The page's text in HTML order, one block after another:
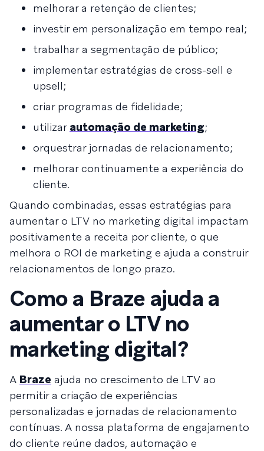
melhorar a retenção de clientes;
investir em personalização em tempo real;
trabalhar a segmentação de público;
implementar estratégias de cross-sell e
upsell;
criar programas de fidelidade;
utilizar automação de marketing;
orquestrar jornadas de relacionamento;
melhorar continuamente a experiência do
cliente.
Quando combinadas, essas estratégias para
aumentar o LTV no marketing digital impactam
positivamente a receita por cliente, o que
melhora o ROI de marketing e ajuda a construir
relacionamentos de longo prazo.
Como a Braze ajuda a
aumentar o LTV no
marketing digital?
A Braze ajuda no crescimento de LTV ao
permitir a criação de experiências
personalizadas e jornadas de relacionamento
contínuas. A nossa plataforma de engajamento
do cliente reúne dados, automação e